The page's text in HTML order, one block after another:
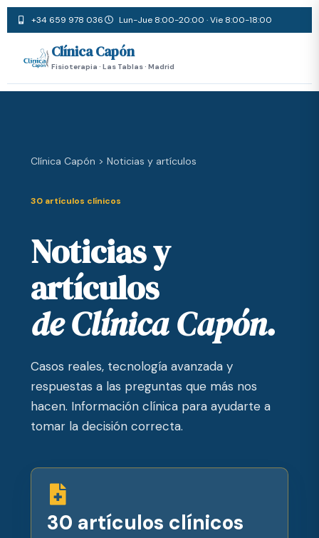
+34 659 978 036 Lun-Jue 8:00-20:00 · Vie 8:00-18:00
Clínica Capón
Fisioterapia · Las Tablas · Madrid
Clínica Capón > Noticias y artículos
30 artículos clínicos
Noticias y
artículos
de Clínica Capón.
Casos reales, tecnología avanzada y
respuestas a las preguntas que más nos
hacen. Información clínica para ayudarte a
tomar la decisión correcta.
30 artículos clínicos